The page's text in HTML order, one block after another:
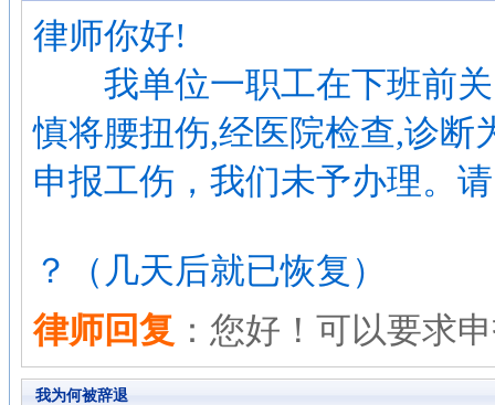
律师你好!
我单位一职工在下班前关
慎将腰扭伤,经医院检查,诊断
申报工伤，我们未予办理。
？（几天后就已恢复）
律师回复 ：您好！可以要求
我为何被辞退